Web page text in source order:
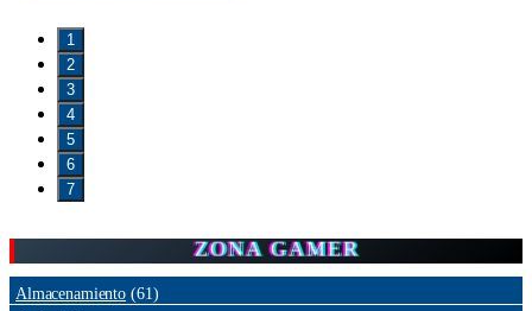
1
2
3
4
5
6
7
ZONA GAMER
Almacenamiento (61)